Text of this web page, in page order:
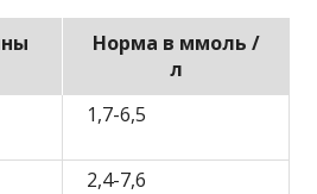
Норма в ммоль /
л
1,7-6,5
2,4-7,6